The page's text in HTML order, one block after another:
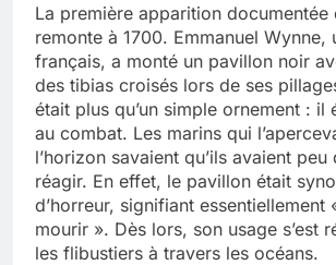
La première apparition
remonte à 1700. Emmanuel Wynne,
français, a monté un pavillon noir
des tibias croisés lors de ses
était plus qu’un simple ornement : il
au combat. Les marins qui
l’horizon savaient qu’ils avaient
réagir. En effet, le pavillon était
d’horreur, signifiant essentiellement
mourir ». Dès lors, son usage s’est
les flibustiers à travers les océans.